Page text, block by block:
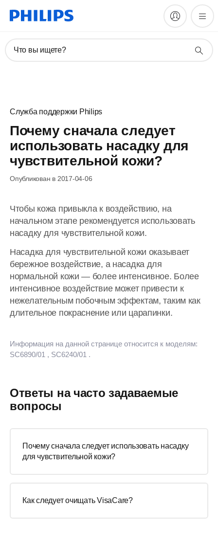
Что вы ищете?
Служба поддержки Philips
Почему сначала следует
использовать насадку для
чувствительной кожи?
Опубликован в 2017-04-06
Чтобы кожа привыкла к воздействию, на
начальном этапе рекомендуется использовать
насадку для чувствительной кожи.
Насадка для чувствительной кожи оказывает
бережное воздействие, а насадка для
нормальной кожи — более интенсивное. Более
интенсивное воздействие может привести к
нежелательным побочным эффектам, таким как
длительное покраснение или царапинки.
Информация на данной странице относится к моделям:
SC6890/01 , SC6240/01 .
Ответы на часто задаваемые
вопросы
Почему сначала следует использовать насадку
для чувствительной кожи?
Как следует очищать VisaCare?